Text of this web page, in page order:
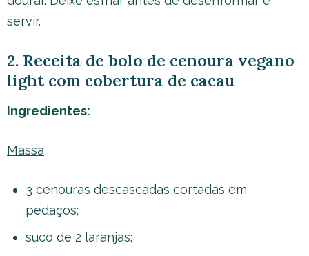
servir.
2. Receita de bolo de cenoura vegano
light com cobertura de cacau
Ingredientes:
Massa
3 cenouras descascadas cortadas em
pedaços;
suco de 2 laranjas;